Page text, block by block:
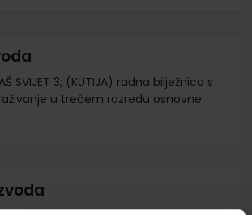
SVIJET 3; (KUTIJA) radna bilježnica s
u trećem razredu osnovne